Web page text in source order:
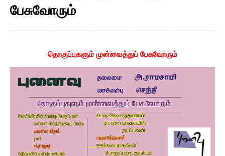
பேசுவோரும்
தொகுப்புகளும் முன்வைத்துப் பேசுவோரும்